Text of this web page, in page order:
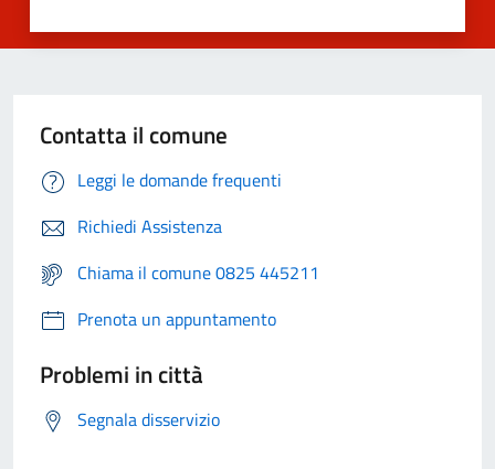
Contatta il comune
Leggi le domande frequenti
Richiedi Assistenza
Chiama il comune 0825 445211
Prenota un appuntamento
Problemi in città
Segnala disservizio